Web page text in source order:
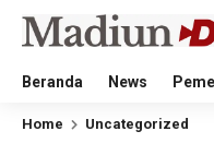
Beranda News
Home Uncategorized